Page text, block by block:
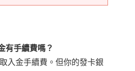
有手續費嗎？
入金手續費。但你的發卡銀